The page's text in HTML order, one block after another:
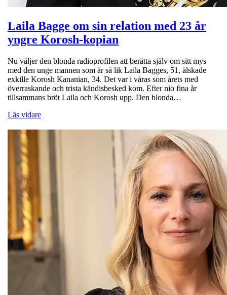
Laila Bagge om sin relation med 23 år
yngre Korosh-kopian
Nu väljer den blonda radioprofilen att berätta själv om sitt mys
med den unge mannen som är så lik Laila Bagges, 51, älskade
exkille Korosh Kananian, 34. Det var i våras som årets med
överraskande och trista kändisbesked kom. Efter nio fina år
tillsammans bröt Laila och Korosh upp. Den blonda…
Läs vidare